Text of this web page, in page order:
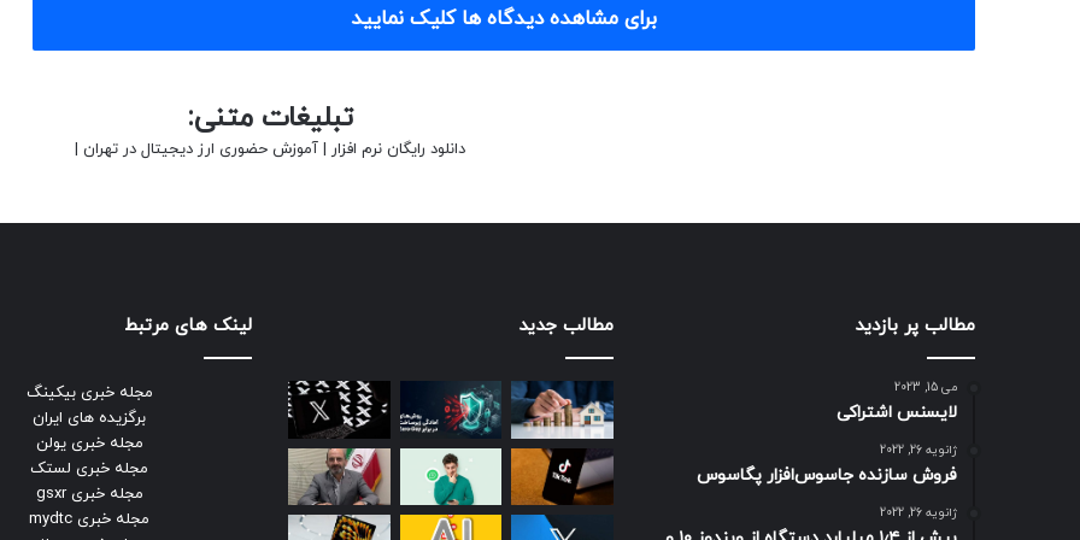
برای مشاهده دیدگاه ها کلیک نمایید
تبلیغات متنی:
دانلود رایگان نرم افزار | آموزش حضوری ارز دیجیتال در تهران |
مطالب پر بازدید
می 15, 2023
لایسنس اشتراکی
ژانویه 26, 2022
فروش سازنده جاسوس‌افزار پگاسوس
ژانویه 26, 2022
مطالب جدید لینک های مرتبط
مجله خبری بیکینگ
برگزیده های ایران
مجله خبری یولن
مجله خبری لستک
مجله خبری gsxr
مجله خبری mydtc